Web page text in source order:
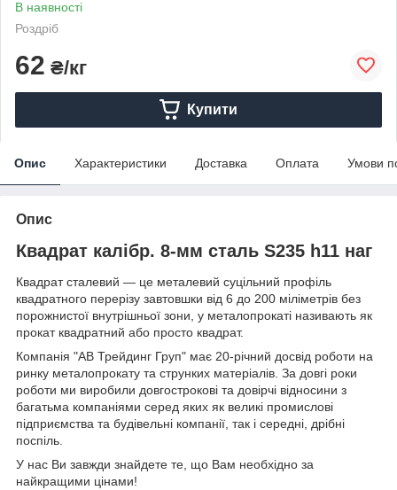
В наявності
Роздріб
62 ₴/кг
Купити
Опис Характеристики Доставка Оплата Умови
Опис
Квадрат калібр. 8-мм сталь S235 h11 наг
Квадрат сталевий — це металевий суцільний профіль
квадратного перерізу завтовшки від 6 до 200 міліметрів без
порожнистої внутрішньої зони, у металопрокаті називають як
прокат квадратний або просто квадрат.
Компанія "АВ Трейдинг Груп" має 20-річний досвід роботи на
ринку металопрокату та струнких матеріалів. За довгі роки
роботи ми виробили довгострокові та довірчі відносини з
багатьма компаніями серед яких як великі промислові
підприємства та будівельні компанії, так і середні, дрібні
поспіль.
У нас Ви завжди знайдете те, що Вам необхідно за
найкращими цінами!